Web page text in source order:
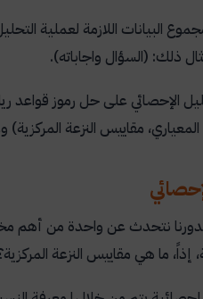
البيانات اللازمة لعملية
ذلك: (السؤال واجاباته).
الإحصائي على حل رموز قواعد
مقاييس النزعة المركزية)
نتحدث عن واحدة من أهم
إذاً، ما هي مقاييس النزعة